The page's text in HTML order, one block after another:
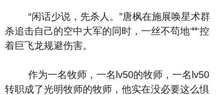
“闲话少说，先杀人。”唐枫在施展唤星术群
杀追击自己的空中大军的同时，一丝不苟地艹控
着巨飞龙规避伤害。
作为一名牧师，一名lv50的牧师，一名lv50
转职成了光明牧师的牧师，他实在没必要这么惧